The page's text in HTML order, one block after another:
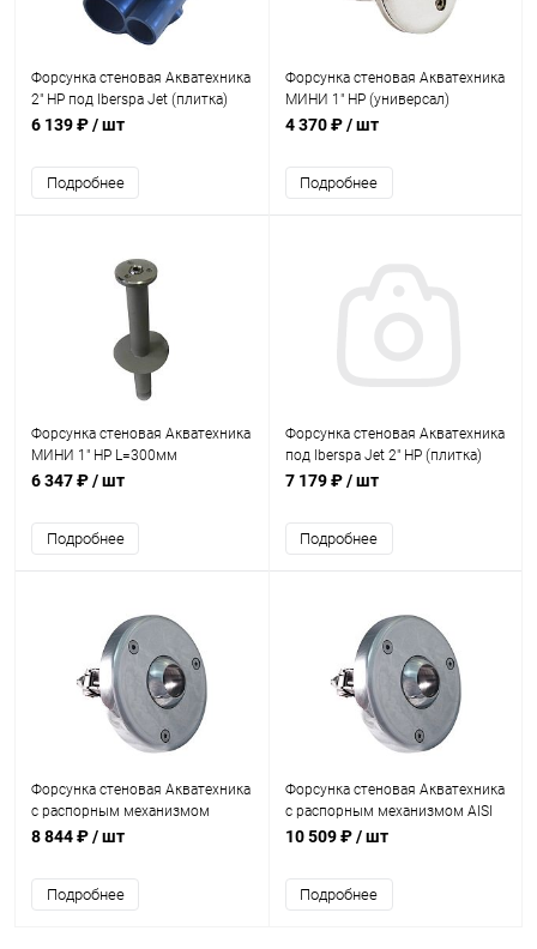
Форсунка стеновая Акватехника
2" НР под Iberspa Jet (плитка)
(AT03.30)
6 139 ₽/ шт
Подробнее
Форсунка стеновая Акватехника
МИНИ 1" НР (универсал)
(AT03.03)
4 370 ₽/ шт
Подробнее
Форсунка стеновая Акватехника
МИНИ 1" НР L=300мм
(универсал) (AT03.13)
6 347 ₽/ шт
Подробнее
Форсунка стеновая Акватехника
под Iberspa Jet 2" НР (плитка)
AISI 316 (AT03.30M)
7 179 ₽/ шт
Подробнее
Форсунка стеновая Акватехника
с распорным механизмом
(плитка) (AT03.39)
8 844 ₽/ шт
Подробнее
Форсунка стеновая Акватехника
с распорным механизмом AISI
316 (плитка) (AT03.39M)
10 509 ₽/ шт
Подробнее